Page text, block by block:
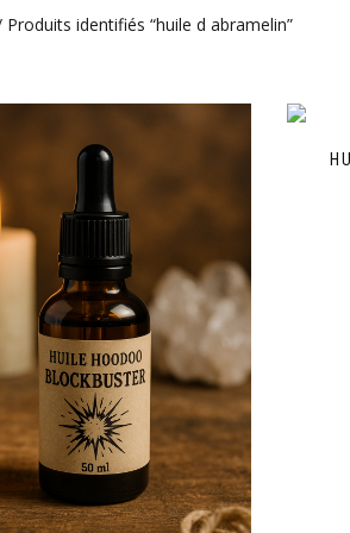
Produits identifiés “huile d abramelin”